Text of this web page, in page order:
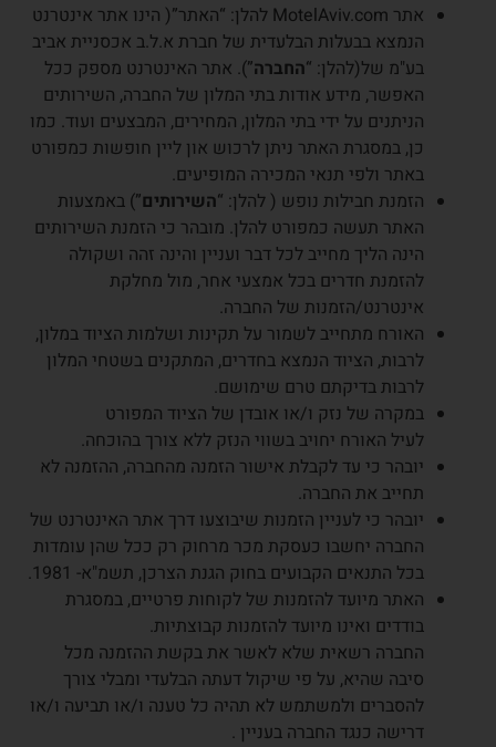
אתר MotelAviv.com להלן: “האתר”( הינו אתר אינטרנט
הנמצא בבעלות הבלעדית של חברת א.ל.ב אכסניית אביב
בע"מ של(להלן: “החברה”). אתר האינטרנט מספק ככל
האפשר, מידע אודות בתי המלון של החברה, השירותים
הניתנים על ידי בתי המלון, המחירים, המבצעים ועוד. כמו
כן, במסגרת האתר ניתן לרכוש און ליין חופשות כמפורט
באתר ולפי תנאי המכירה המופיעים.
הזמנת חבילות נופש ( להלן: “השירותים”) באמצעות
האתר תעשה כמפורט להלן. מובהר כי הזמנת השירותים
הינה הליך מחייב לכל דבר ועניין והינה זהה ושקולה
להזמנת חדרים בכל אמצעי אחר, מול מחלקת
אינטרנט/הזמנות של החברה.
האורח מתחייב לשמור על תקינות ושלמות הציוד במלון,
לרבות, הציוד הנמצא בחדרים, המתקנים בשטחי המלון
לרבות בדיקתם טרם שימושם.
במקרה של נזק ו/או אובדן של הציוד המפורט
לעיל האורח יחויב בשווי הנזק ללא צורך בהוכחה.
יובהר כי עד לקבלת אישור הזמנה מהחברה, ההזמנה לא
תחייב את החברה.
יובהר כי לעניין הזמנות שיבוצעו דרך אתר האינטרנט של
החברה יחשבו כעסקת מכר מרחוק רק ככל שהן עומדות
בכל התנאים הקבועים בחוק הגנת הצרכן, תשמ"א- 1981.
האתר מיועד להזמנות של לקוחות פרטיים, במסגרת
בודדים ואינו מיועד להזמנות קבוצתיות.
החברה רשאית שלא לאשר את בקשת ההזמנה מכל
סיבה שהיא, על פי שיקול דעתה הבלעדי ומבלי צורך
להסברים ולמשתמש לא תהיה כל טענה ו/או תביעה ו/או
דרישה כנגד החברה בעניין .